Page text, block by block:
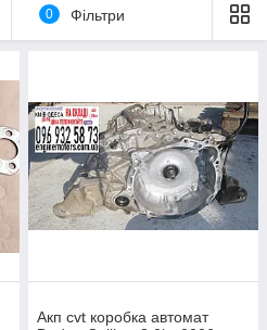
0 Фільтри
Акп cvt коробка автомат